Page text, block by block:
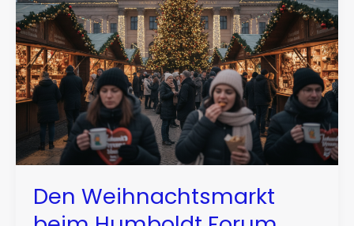
Den Weihnachtsmarkt